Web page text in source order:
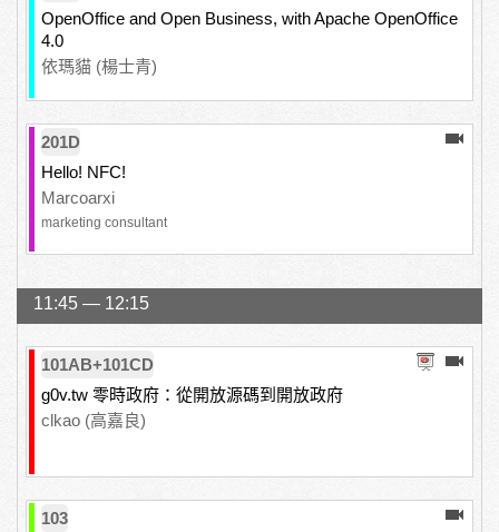
OpenOffice and Open Business, with Apache OpenOffice
4.0
依瑪貓 (楊士青)
201D
Hello! NFC!
Marcoarxi
marketing consultant
11:45 — 12:15
101AB+101CD
g0v.tw 零時政府：從開放源碼到開放政府
clkao (高嘉良)
103